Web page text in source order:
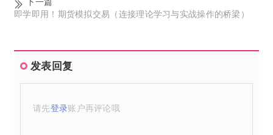
即学即用！期货模拟交易（连接理论学习与实战操作的桥梁）
发表回复
请先登录账户再评论哦